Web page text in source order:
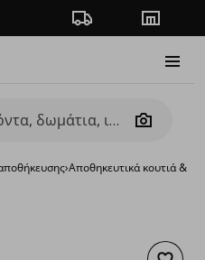
Πορεία παραγγελίας
Camera
›Αποθηκευτικά κουτιά &